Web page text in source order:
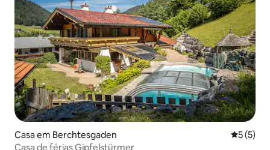
Casa em Berchtesgaden
5 (5)
Casa de férias Gipfelstürmer